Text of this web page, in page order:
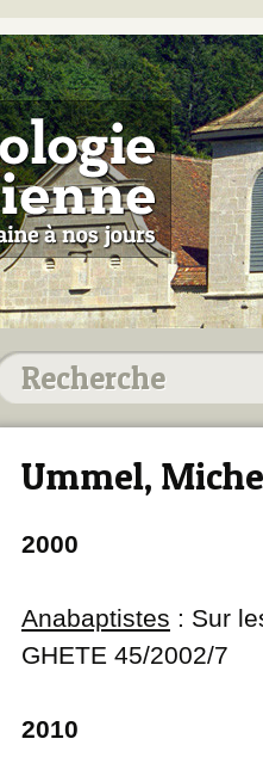
Ummel,
2000
Anabaptistes : Sur
GHETE 45/2002/7
2010